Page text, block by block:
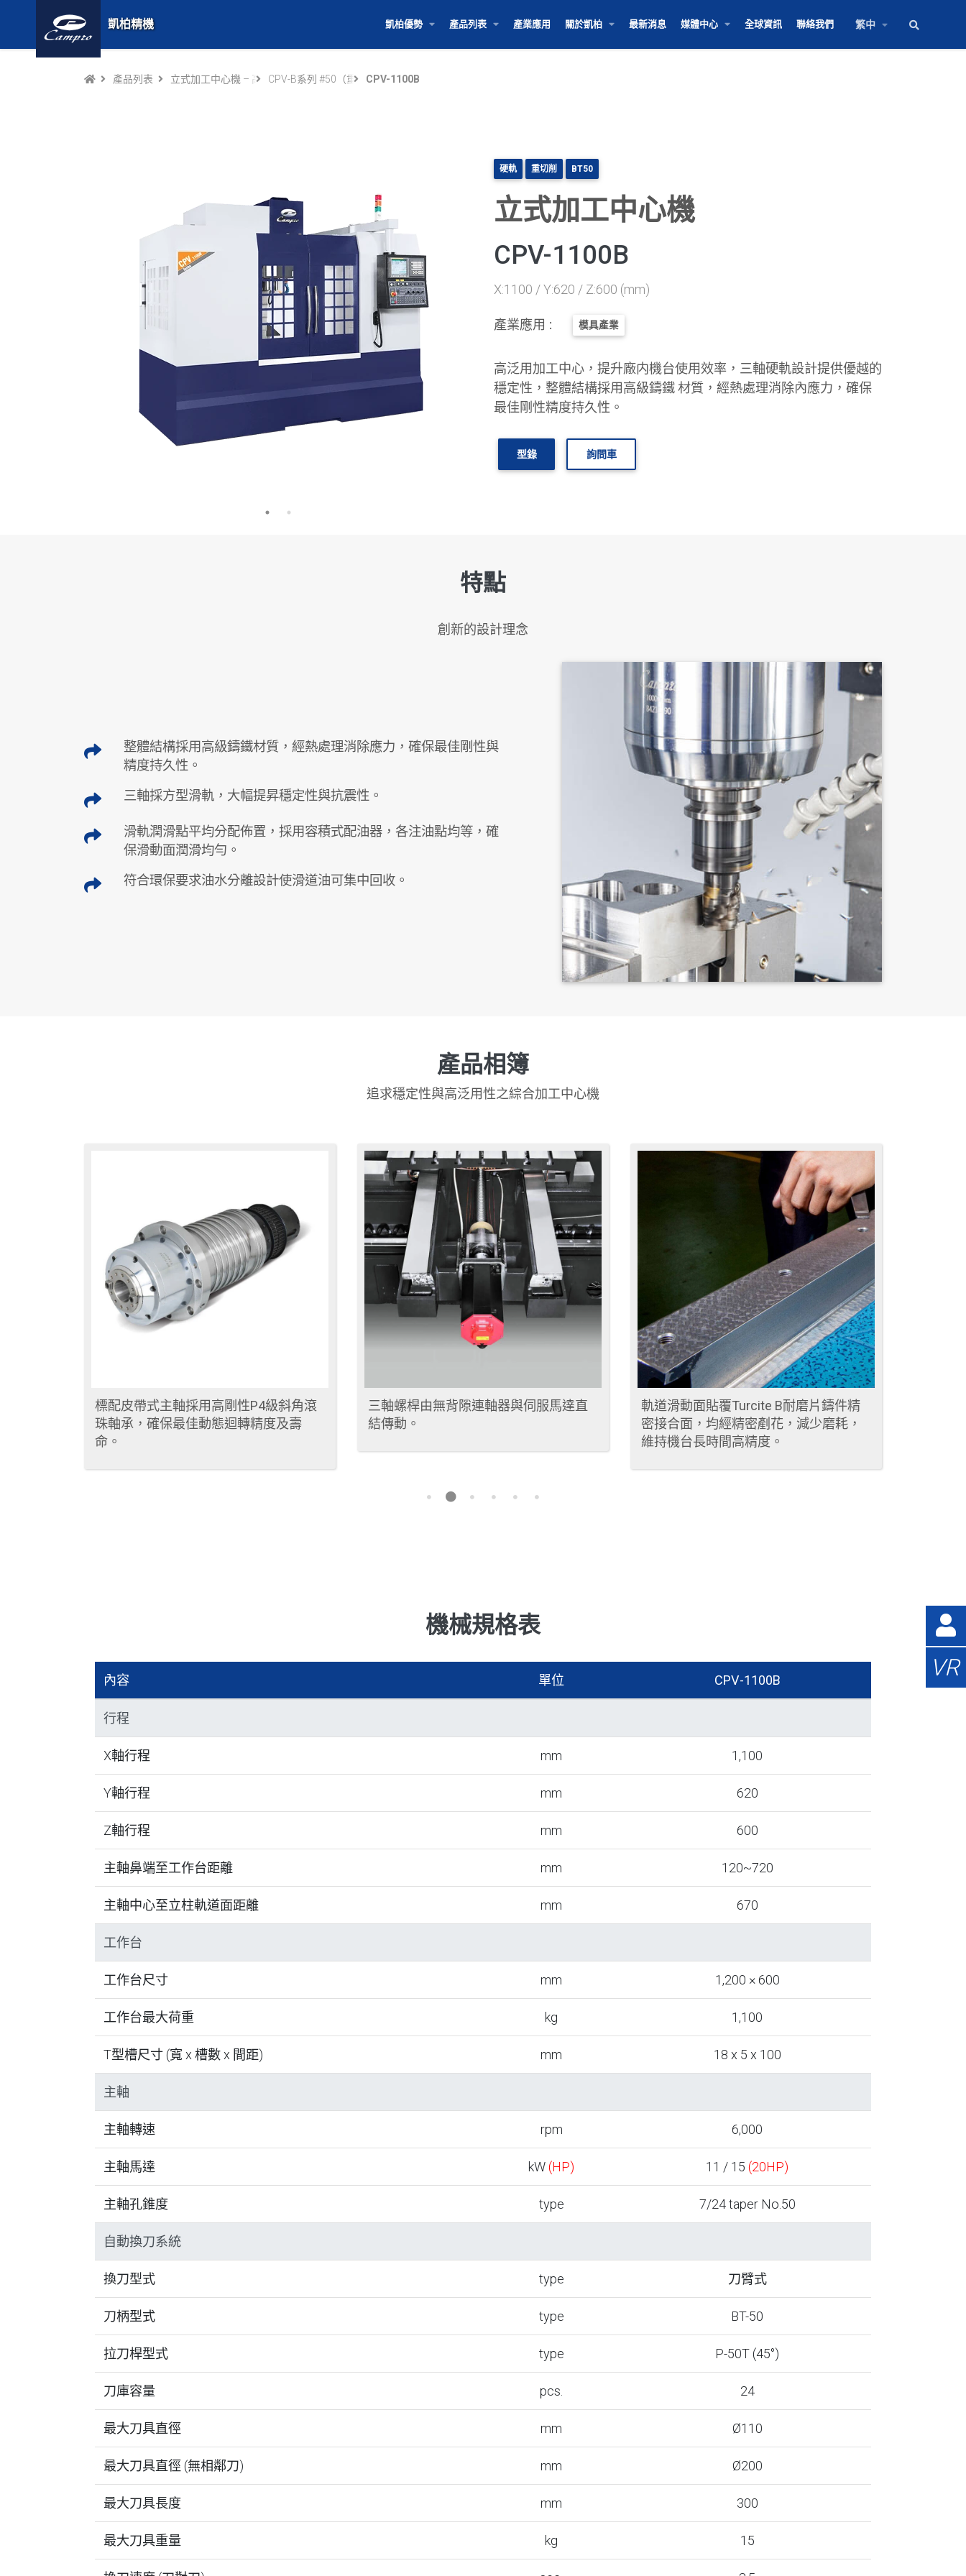
凱柏精機 凱柏優勢 產品列表 產業應用 關於凱柏 最新消息 媒體中心 全球資訊 聯絡我們 繁中
產品列表 立式加工中心機 – 高效精密的全方位解決方案
CPV-B系列 #50（重切削硬軌）
CPV-1100B
硬軌 重切削 BT50
立式加工中心機
CPV-1100B
X:1100 / Y:620 / Z:600 (mm)
產業應用 : 模具產業
高泛用加工中心，提升廠内機台使用效率，三軸硬軌設計提供優越的
穩定性，整體結構採用高級鑄鐵 材質，經熱處理消除內應力，確保
最佳剛性精度持久性。
型錄 詢問車
特點
創新的設計理念
整體結構採用高級鑄鐵材質，經熱處理消除應力，確保最佳剛性與
精度持久性。
三軸採方型滑軌，大幅提昇穩定性與抗震性。
滑軌潤滑點平均分配佈置，採用容積式配油器，各注油點均等，確
保滑動面潤滑均勻。
符合環保要求油水分離設計使滑道油可集中回收。
產品相簿
追求穩定性與高泛用性之綜合加工中心機
標配皮帶式主軸採用高剛性P4級斜角滾
珠軸承，確保最佳動態迴轉精度及壽
命。
三軸螺桿由無背隙連軸器與伺服馬達直
結傳動。
軌道滑動面貼覆Turcite B耐磨片鑄件精
密接合面，均經精密剷花，減少磨耗，
維持機台長時間高精度。
機械規格表
內容 單位 CPV-1100B
行程
X軸行程 mm 1,100
Y軸行程 mm 620
Z軸行程 mm 600
主軸鼻端至工作台距離 mm 120~720
主軸中心至立柱軌道面距離 mm 670
工作台
工作台尺寸 mm 1,200 × 600
工作台最大荷重 kg 1,100
T型槽尺寸 (寬 x 槽數 x 間距) mm 18 x 5 x 100
主軸
主軸轉速 rpm 6,000
主軸馬達 kW(HP) 11 / 15 (20HP)
主軸孔錐度 type 7/24 taper No.50
自動換刀系統
換刀型式 type 刀臂式
刀柄型式 type BT-50
拉刀桿型式 type P-50T (45°)
刀庫容量 pcs. 24
最大刀具直徑 mm Ø110
最大刀具直徑 (無相鄰刀) mm Ø200
最大刀具長度 mm 300
最大刀具重量 kg 15
VR